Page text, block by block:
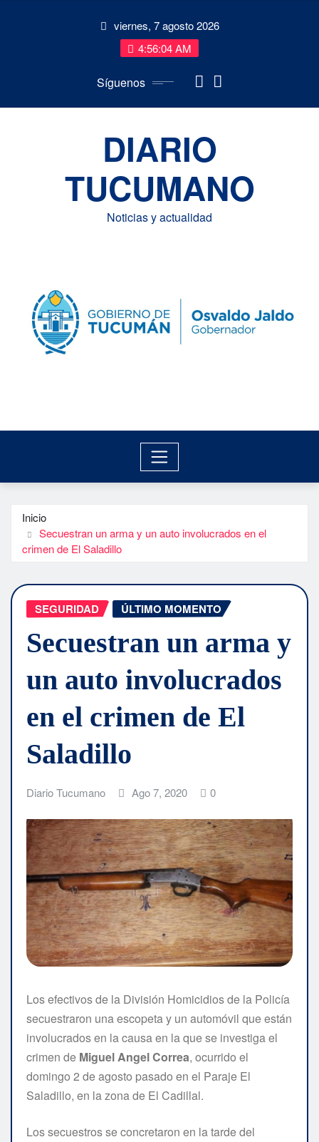
viernes, 7 agosto 2026
4:56:05 AM
Síguenos
DIARIO
TUCUMANO
Noticias y actualidad
Inicio
Secuestran un arma y un auto involucrados en el
crimen de El Saladillo
SEGURIDAD ÚLTIMO MOMENTO
Secuestran un arma y
un auto involucrados
en el crimen de El
Saladillo
Diario Tucumano Ago 7, 2020 0
Los efectivos de la División Homicidios de la Policía
secuestraron una escopeta y un automóvil que están
involucrados en la causa en la que se investiga el
crimen de Miguel Angel Correa, ocurrido el
domingo 2 de agosto pasado en el Paraje El
Saladillo, en la zona de El Cadillal.
Los secuestros se concretaron en la tarde del